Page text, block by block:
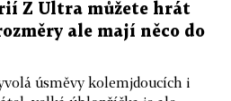
Z Ultra můžete hrát
ale mají něco do
úsměvy kolemjdoucích i